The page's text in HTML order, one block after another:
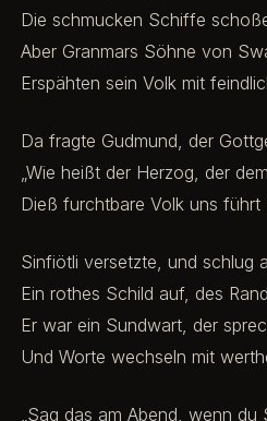
Die schmucken Schiffe
Aber Granmars Söhne von
Erspähten sein Volk mit
Da fragte Gudmund, der
„Wie heißt der Herzog, der
Dieß furchtbare Volk uns führt
Sinfiötli versetzte, und schlug
Ein rothes Schild auf, des
Er war ein Sundwart, der
Und Worte wechseln mit
„Sag das am Abend, wenn